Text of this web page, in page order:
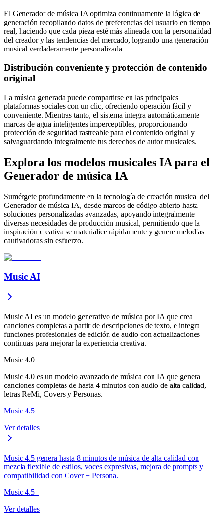
El Generador de música IA optimiza continuamente la lógica de
generación recopilando datos de preferencias del usuario en tiempo
real, haciendo que cada pieza esté más alineada con la personalidad
del creador y las tendencias del mercado, logrando una generación
musical verdaderamente personalizada.
Distribución conveniente y protección de contenido
original
La música generada puede compartirse en las principales
plataformas sociales con un clic, ofreciendo operación fácil y
conveniente. Mientras tanto, el sistema integra automáticamente
marcas de agua inteligentes imperceptibles, proporcionando
protección de seguridad rastreable para el contenido original y
salvaguardando integralmente tus derechos de autor musicales.
Explora los modelos musicales IA para el
Generador de música IA
Sumérgete profundamente en la tecnología de creación musical del
Generador de música IA, desde marcos de código abierto hasta
soluciones personalizadas avanzadas, apoyando integralmente
diversas necesidades de producción musical, permitiendo que la
inspiración creativa se materialice rápidamente y genere melodías
cautivadoras sin esfuerzo.
Music AI
Music AI es un modelo generativo de música por IA que crea
canciones completas a partir de descripciones de texto, e integra
funciones profesionales de edición de audio con actualizaciones
continuas para mejorar la experiencia creativa.
Music 4.0
Music 4.0 es un modelo avanzado de música con IA que genera
canciones completas de hasta 4 minutos con audio de alta calidad,
letras ReMi, Covers y Personas.
Music 4.5
Ver detalles
Music 4.5 genera hasta 8 minutos de música de alta calidad con
mezcla flexible de estilos, voces expresivas, mejora de prompts y
compatibilidad con Cover + Persona.
Music 4.5+
Ver detalles